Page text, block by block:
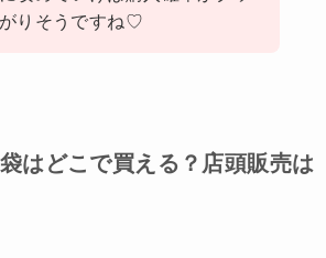
りそうですね♡
はどこで買える？店頭販売は